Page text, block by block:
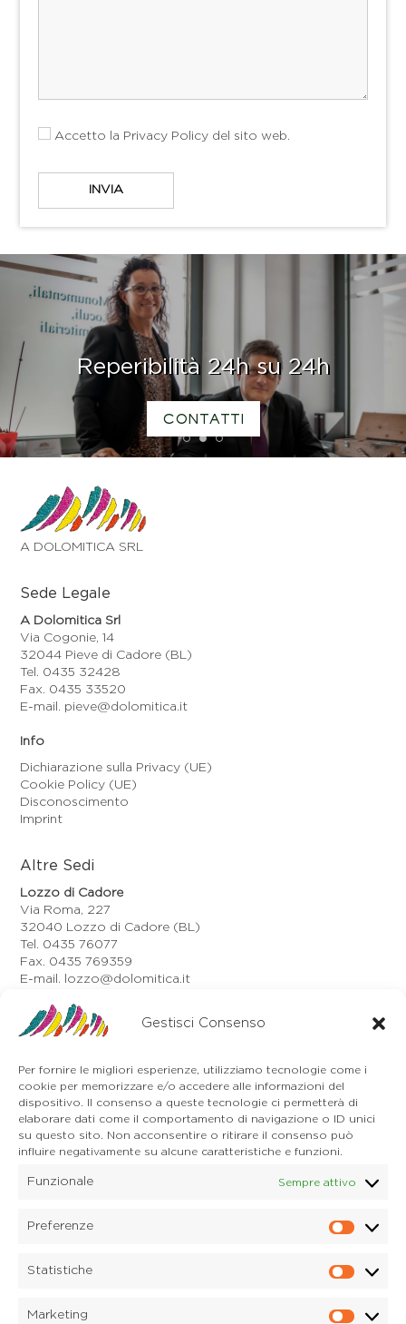
Gestisci Consenso
Per fornire le migliori esperienze, utilizziamo tecnologie come i
cookie per memorizzare e/o accedere alle informazioni del
dispositivo. Il consenso a queste tecnologie ci permetterà di
elaborare dati come il comportamento di navigazione o ID unici
su questo sito. Non acconsentire o ritirare il consenso può
influire negativamente su alcune caratteristiche e funzioni.
Funzionale Sempre attivo
Preferenze
Statistiche
Marketing
Accetto la Privacy Policy del sito web.
1 2 3
Reperibilità 24h su 24h
CONTATTI
A DOLOMITICA SRL
Sede Legale
A Dolomitica Srl
Via Cogonie, 14
32044 Pieve di Cadore (BL)
Tel. 0435 32428
Fax. 0435 33520
E-mail. pieve@dolomitica.it
Info
Dichiarazione sulla Privacy (UE)
Cookie Policy (UE)
Disconoscimento
Imprint
Altre Sedi
Lozzo di Cadore
Via Roma, 227
32040 Lozzo di Cadore (BL)
Tel. 0435 76077
Fax. 0435 769359
E-mail. lozzo@dolomitica.it
Auronzo di Cadore
Via Unione, 21/B
32041 Auronzo di Cadore (BL)
E-mail. auronzo@dolomitica.it
Cortina d'Ampezzo
32043 Cortina d'Ampezzo (BL)
Tel. 0436 4127
E-mail. pieve@dolomitica.it
S. Stefano di Cadore
32045 S. Stefano di Cadore - Comelico (BL)
32040 Candide di Comelico Superiore (BL)